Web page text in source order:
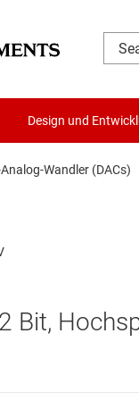
Design und
ICs
Wandler (DACs)
Digitale
Bit,